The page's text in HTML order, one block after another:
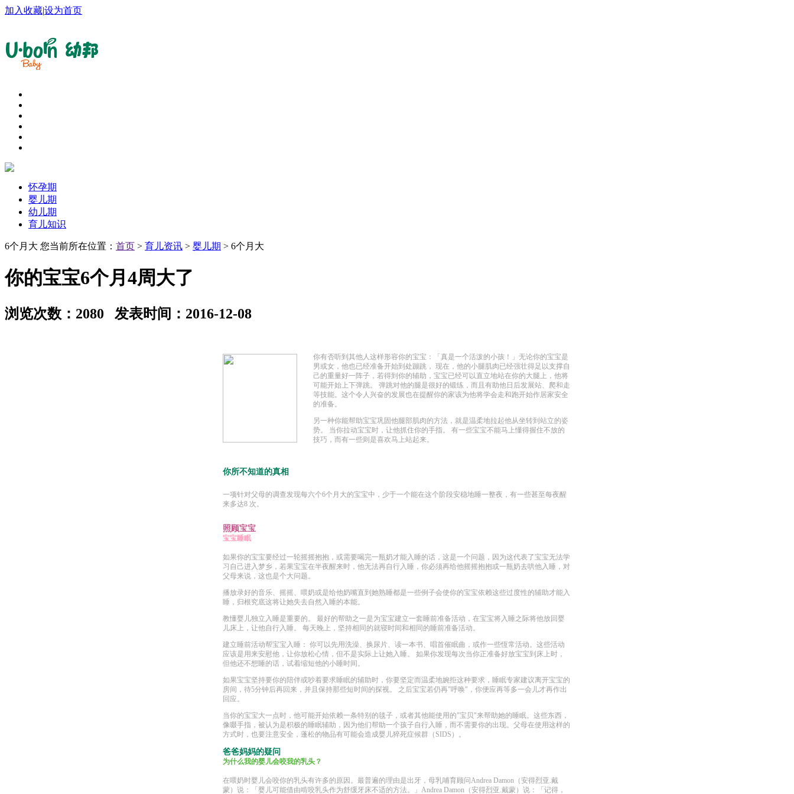
加入收藏|设为首页
怀孕期
婴儿期
幼儿期
育儿知识
6个月大 您当前所在位置： 首页 > 育儿资讯 > 婴儿期 > 6个月大
你的宝宝6个月4周大了
浏览次数：2080 发表时间：2016-12-08
你有否听到其他人这样形容你的宝宝：「真是一个活泼的小孩！」无论你的宝宝是
男或女，他也已经准备开始到处蹦跳， 现在，他的小腿肌肉已经强壮得足以支撑自
己的重量好一阵子，若得到你的辅助，宝宝已经可以直立地站在你的大腿上，他将
可能开始上下弹跳。 弹跳对他的腿是很好的锻练，而且有助他日后发展站、爬和走
等技能。这个令人兴奋的发展也在提醒你的家该为他将学会走和跑开始作居家安全
的准备。
另一种你能帮助宝宝巩固他腿部肌肉的方法，就是温柔地拉起他从坐转到站立的姿
势。 当你拉动宝宝时，让他抓住你的手指。 有一些宝宝不能马上懂得握住不放的
技巧，而有一些则是喜欢马上站起来。
你所不知道的真相
一项针对父母的调查发现每六个6个月大的宝宝中，少于一个能在这个阶段安稳地睡一整夜，有一些甚至每夜醒
来多达8 次。
照顾宝宝
宝宝睡眠
如果你的宝宝要经过一轮摇摇抱抱，或需要喝完一瓶奶才能入睡的话，这是一个问题，因为这代表了宝宝无法学
习自己进入梦乡，若果宝宝在半夜醒来时，他无法再自行入睡，你必须再给他摇摇抱抱或一瓶奶去哄他入睡，对
父母来说，这也是个大问题。
播放录好的音乐、摇摇、喂奶或是给他奶嘴直到她熟睡都是一些例子会使你的宝宝依赖这些过度性的辅助才能入
睡，归根究底这将让她失去自然入睡的本能。
教懂婴儿独立入睡是重要的。 最好的帮助之一是为宝宝建立一套睡前准备活动，在宝宝将入睡之际将他放回婴
儿床上，让他自行入睡。 每天晚上，坚持相同的就寝时间和相同的睡前准备活动。
建立睡前活动帮宝宝入睡： 你可以先用洗澡、换尿片、读一本书、唱首催眠曲，或作一些恆常活动。这些活动
应该是用来安慰他，让你放松心情，但不是实际上让她入睡。 如果你发现每次当你正准备好放宝宝到床上时，
但他还不想睡的话，试着缩短他的小睡时间。
如果宝宝坚持要你的陪伴或吵着要求睡眠的辅助时，你要坚定而温柔地婉拒这种要求，睡眠专家建议离开宝宝的
房间，待5分钟后再回来，并且保持那些短时间的探视。 之后宝宝若仍再"呼唤"，你便应再等多一会儿才再作出
回应。
当你的宝宝大一点时，他可能开始依赖一条特别的毯子，或者其他能使用的"宝贝"来帮助她的睡眠。这些东西，
像啜手指，被认为是积极的睡眠辅助，因为他们帮助一个孩子自行入睡，而不需要你的出现。父母在使用这样的
方式时，也要注意安全，蓬松的物品有可能会造成婴儿猝死症候群（SIDS）。
爸爸妈妈的疑问
为什么我的婴儿会咬我的乳头？
在喂奶时婴儿会咬你的乳头有许多的原因。最普遍的理由是出牙，母乳哺育顾问Andrea Damon（安得烈亚.戴
蒙）说：「婴儿可能借由啃咬乳头作为舒缓牙床不适的方法。」Andrea Damon（安得烈亚.戴蒙）说：「记得，